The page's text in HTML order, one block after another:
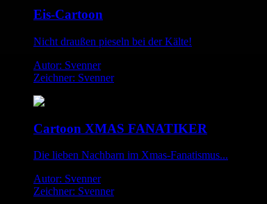
Eis-Cartoon
Nicht draußen pieseln bei der Kälte!
Autor: Svenner
Zeichner: Svenner
Cartoon XMAS FANATIKER
Die lieben Nachbarn im Xmas-Fanatismus...
Autor: Svenner
Zeichner: Svenner